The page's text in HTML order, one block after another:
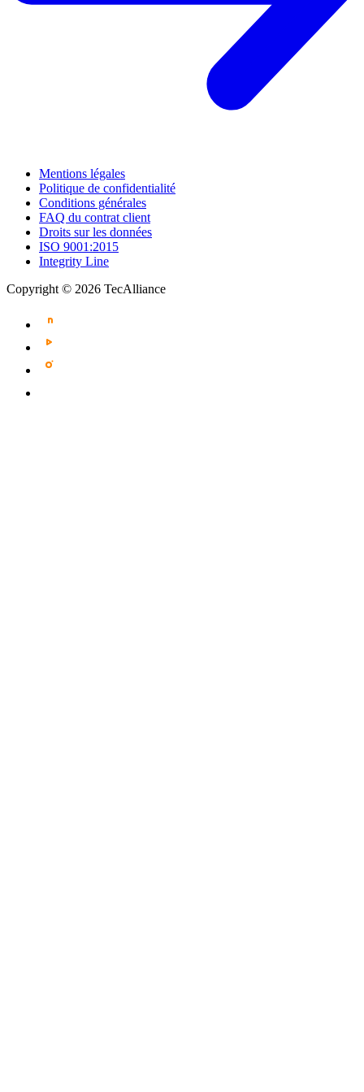
Mentions légales
Politique de confidentialité
Conditions générales
FAQ du contrat client
Droits sur les données
ISO 9001:2015
Integrity Line
Copyright © 2026 TecAlliance